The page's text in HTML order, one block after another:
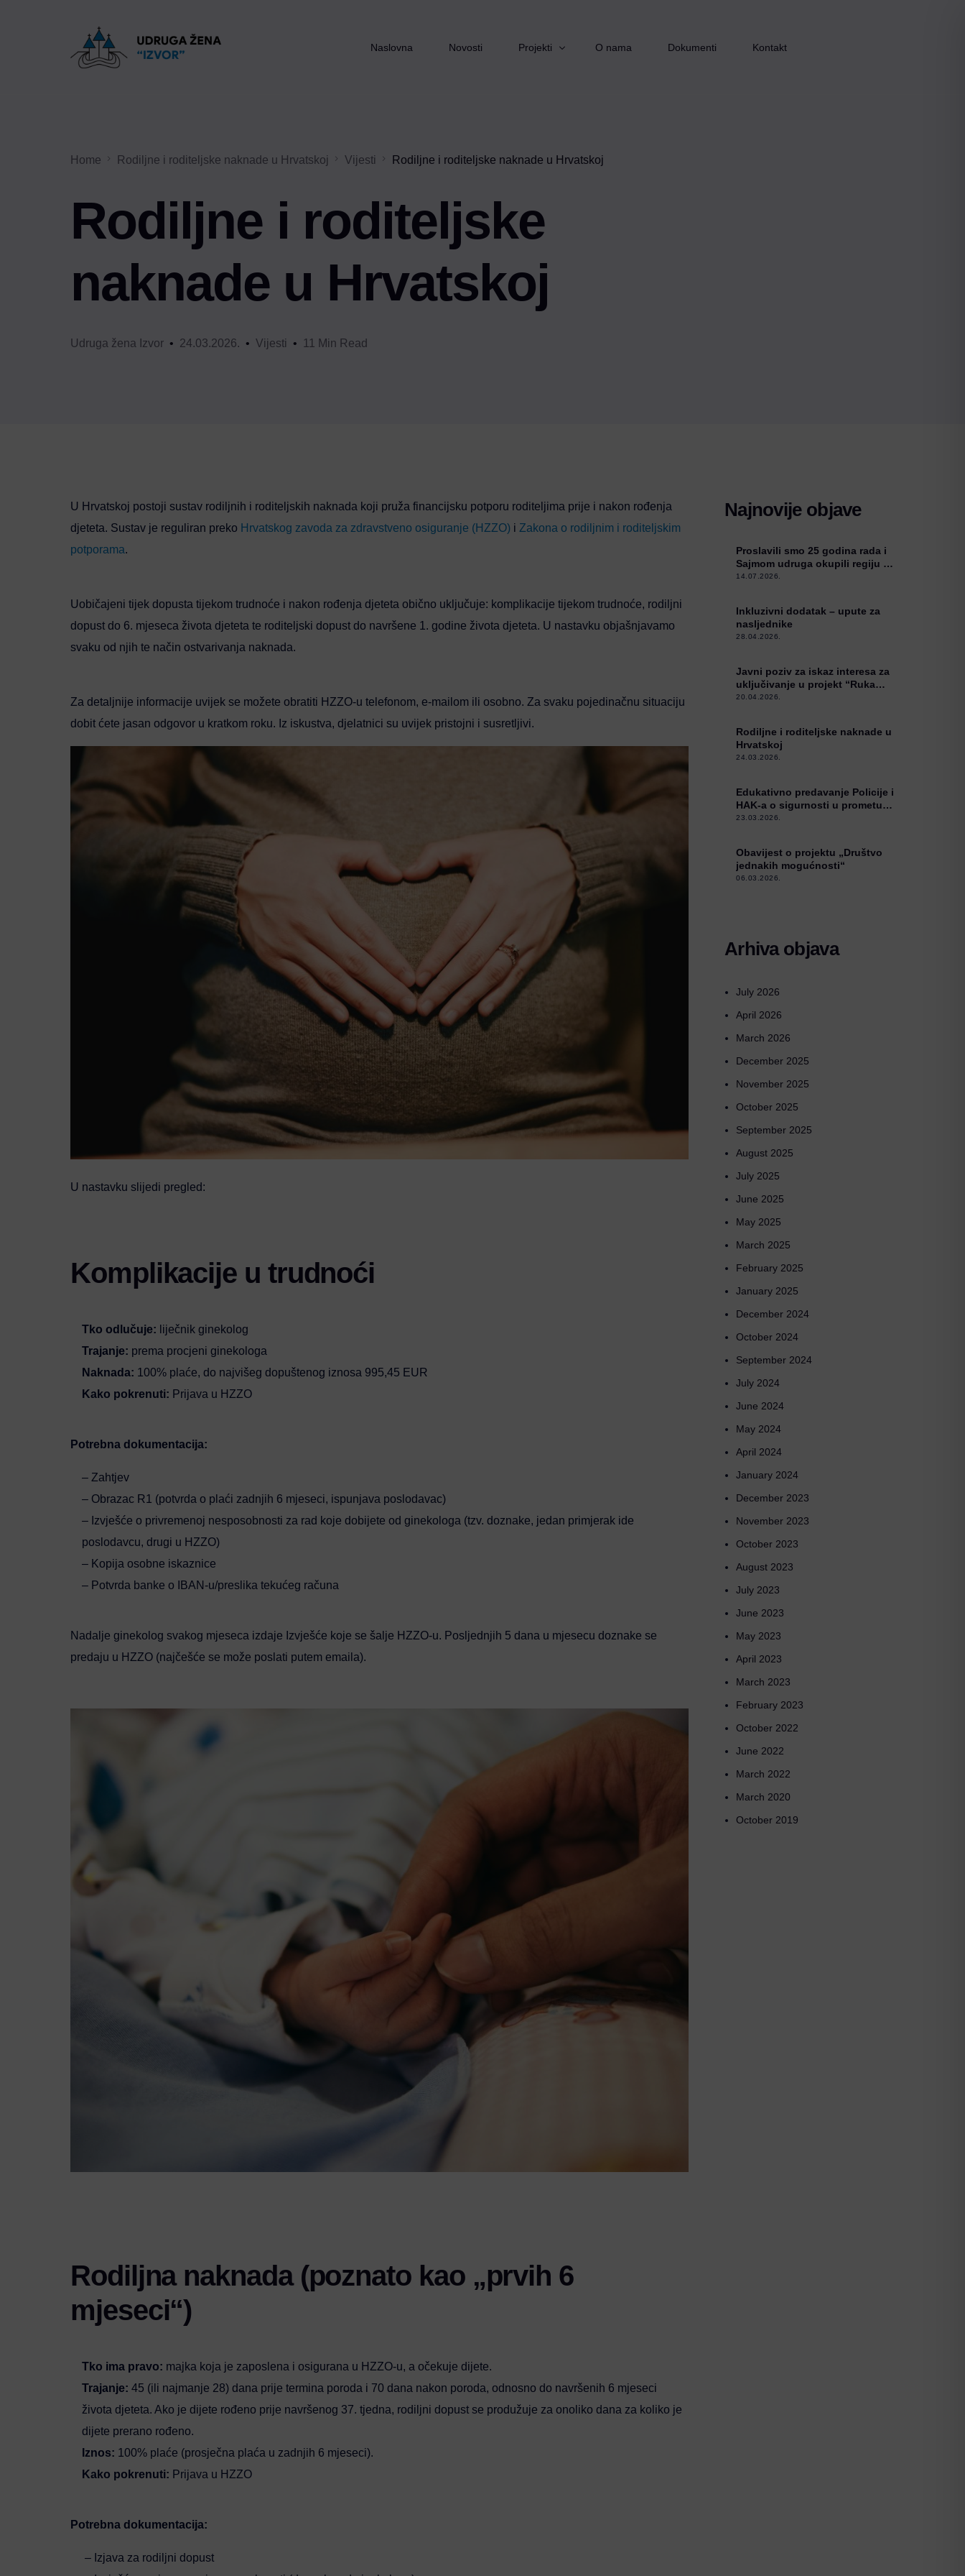
Naslovna Novosti Projekti
Izvor pomoći
Zaželi
Ruka podrške
O nama Dokumenti Kontakt
Home Rodiljne i roditeljske naknade u Hrvatskoj Vijesti Rodiljne i roditeljske naknade u Hrvatskoj
Rodiljne i roditeljske
naknade u Hrvatskoj
Udruga žena Izvor 24.03.2026. Vijesti 11 Min Read
U Hrvatskoj postoji sustav rodiljnih i roditeljskih naknada koji pruža financijsku potporu roditeljima prije i nakon rođenja
djeteta. Sustav je reguliran preko Hrvatskog zavoda za zdravstveno osiguranje (HZZO) i Zakona o rodiljnim i roditeljskim
potporama.
Uobičajeni tijek dopusta tijekom trudnoće i nakon rođenja djeteta obično uključuje: komplikacije tijekom trudnoće, rodiljni
dopust do 6. mjeseca života djeteta te roditeljski dopust do navršene 1. godine života djeteta. U nastavku objašnjavamo
svaku od njih te način ostvarivanja naknada.
Za detaljnije informacije uvijek se možete obratiti HZZO-u telefonom, e-mailom ili osobno. Za svaku pojedinačnu situaciju
dobit ćete jasan odgovor u kratkom roku. Iz iskustva, djelatnici su uvijek pristojni i susretljivi.
U nastavku slijedi pregled:
Komplikacije u trudnoći
Tko odlučuje: liječnik ginekolog
Trajanje: prema procjeni ginekologa
Naknada: 100% plaće, do najvišeg dopuštenog iznosa 995,45 EUR
Kako pokrenuti: Prijava u HZZO
Potrebna dokumentacija:
– Zahtjev
– Obrazac R1 (potvrda o plaći zadnjih 6 mjeseci, ispunjava poslodavac)
– Izvješće o privremenoj nesposobnosti za rad koje dobijete od ginekologa (tzv. doznake, jedan primjerak ide
poslodavcu, drugi u HZZO)
– Kopija osobne iskaznice
– Potvrda banke o IBAN-u/preslika tekućeg računa­
Nadalje ginekolog svakog mjeseca izdaje Izvješće koje se šalje HZZO-u. Posljednjih 5 dana u mjesecu doznake se
predaju u HZZO (najčešće se može poslati putem emaila).
Rodiljna naknada (poznato kao „prvih 6
mjeseci“)
Tko ima pravo: majka koja je zaposlena i osigurana u HZZO-u, a očekuje dijete.
Trajanje: 45 (ili najmanje 28) dana prije termina poroda i 70 dana nakon poroda, odnosno do navršenih 6 mjeseci
života djeteta. Ako je dijete rođeno prije navršenog 37. tjedna, rodiljni dopust se produžuje za onoliko dana za koliko je
dijete prerano rođeno.
Iznos: 100% plaće (prosječna plaća u zadnjih 6 mjeseci).
Kako pokrenuti: Prijava u HZZO
Potrebna dokumentacija:
­ – Izjava za rodiljni dopust
Najnovije objave
Proslavili smo 25 godina rada i
Sajmom udruga okupili regiju u
Kneževim Vinogradima
14.07.2026.
Inkluzivni dodatak – upute za
nasljednike
28.04.2026.
Javni poziv za iskaz interesa za
uključivanje u projekt “Ruka
podrške”
20.04.2026.
Rodiljne i roditeljske naknade u
Hrvatskoj
24.03.2026.
Edukativno predavanje Policije i
HAK-a o sigurnosti u prometu
starijim osobama u Kneževim
23.03.2026.
Obavijest o projektu „Društvo
jednakih mogućnosti“
06.03.2026.
Arhiva objava
July 2026
April 2026
March 2026
December 2025
November 2025
October 2025
September 2025
August 2025
July 2025
June 2025
May 2025
March 2025
February 2025
January 2025
December 2024
October 2024
September 2024
July 2024
June 2024
May 2024
April 2024
January 2024
December 2023
November 2023
October 2023
August 2023
July 2023
June 2023
May 2023
April 2023
March 2023
February 2023
October 2022
June 2022
March 2022
March 2020
October 2019